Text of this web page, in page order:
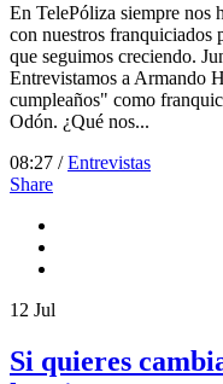
En TelePóliza siempre nos
con nuestros franquiciados
que seguimos creciendo.
Entrevistamos a Armando
cumpleaños" como
Odón. ¿Qué nos...
08:27 /Entrevistas
Share
12 Jul
Si quieres